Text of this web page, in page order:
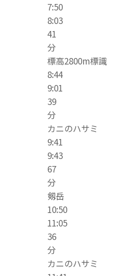
7:50
8:03
41
分
標高2800m標識
8:44
9:01
39
分
カニのハサミ
9:41
9:43
67
分
剱岳
10:50
11:05
36
分
カニのハサミ